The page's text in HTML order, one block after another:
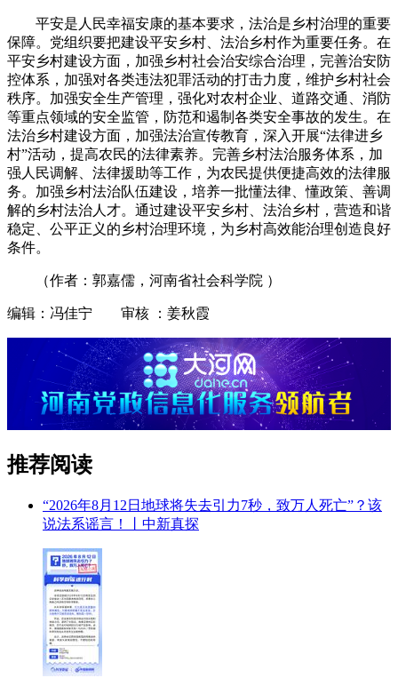
平安是人民幸福安康的基本要求，法治是乡村治理的重要
保障。党组织要把建设平安乡村、法治乡村作为重要任务。在
平安乡村建设方面，加强乡村社会治安综合治理，完善治安防
控体系，加强对各类违法犯罪活动的打击力度，维护乡村社会
秩序。加强安全生产管理，强化对农村企业、道路交通、消防
等重点领域的安全监管，防范和遏制各类安全事故的发生。在
法治乡村建设方面，加强法治宣传教育，深入开展“法律进乡
村”活动，提高农民的法律素养。完善乡村法治服务体系，加
强人民调解、法律援助等工作，为农民提供便捷高效的法律服
务。加强乡村法治队伍建设，培养一批懂法律、懂政策、善调
解的乡村法治人才。通过建设平安乡村、法治乡村，营造和谐
稳定、公平正义的乡村治理环境，为乡村高效能治理创造良好
条件。
（作者：郭嘉儒，河南省社会科学院 ）
编辑：冯佳宁 审核 ：姜秋霞
推荐阅读
“2026年8月12日地球将失去引力7秒，致万人死亡”？该
说法系谣言！丨中新真探